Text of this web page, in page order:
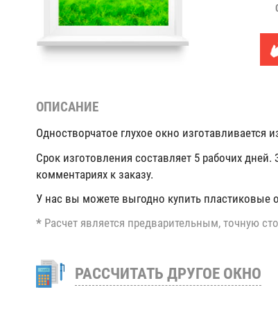
ОПИСАНИЕ
Одностворчатое глухое окно
Срок изготовления составляет 5 рабочих
комментариях к заказу.
У нас вы можете выгодно купить
* Расчет является предварительным, точную
РАССЧИТАТЬ ДРУГОЕ ОКНО